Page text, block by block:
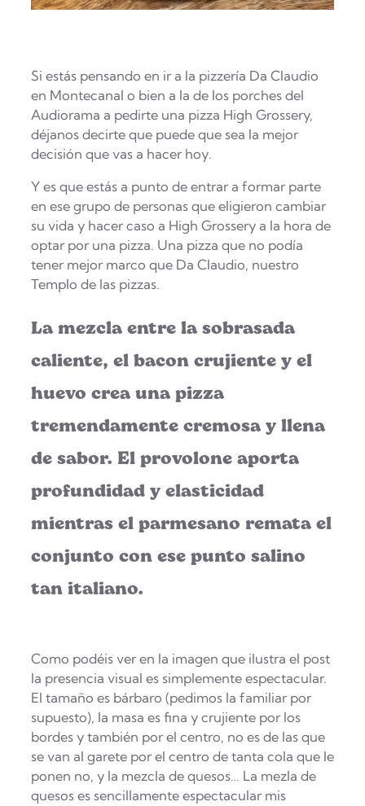
Si estás pensando en ir a la pizzería Da Claudio
en Montecanal o bien a la de los porches del
Audiorama a pedirte una pizza High Grossery,
déjanos decirte que puede que sea la mejor
decisión que vas a hacer hoy.
Y es que estás a punto de entrar a formar parte
en ese grupo de personas que eligieron cambiar
su vida y hacer caso a High Grossery a la hora de
optar por una pizza. Una pizza que no podía
tener mejor marco que Da Claudio, nuestro
Templo de las pizzas.
La mezcla entre la sobrasada
caliente, el bacon crujiente y el
huevo crea una pizza
tremendamente cremosa y llena
de sabor. El provolone aporta
profundidad y elasticidad
mientras el parmesano remata el
conjunto con ese punto salino
tan italiano.
Como podéis ver en la imagen que ilustra el post
la presencia visual es simplemente espectacular.
El tamaño es bárbaro (pedimos la familiar por
supuesto), la masa es fina y crujiente por los
bordes y también por el centro, no es de las que
se van al garete por el centro de tanta cola que le
ponen no, y la mezcla de quesos… La mezla de
quesos es sencillamente espectacular mis